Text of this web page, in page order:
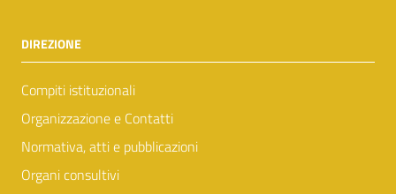
DIREZIONE
Compiti istituzionali
Organizzazione e Contatti
Normativa, atti e pubblicazioni
Organi consultivi